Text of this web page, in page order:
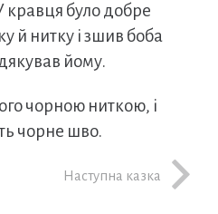
кравця було добре
й нитку і зшив боба
йому.
чорною ниткою, і
чорне шво.
Наступна казка